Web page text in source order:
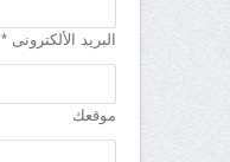
البريد الألكترونى *
موقعك